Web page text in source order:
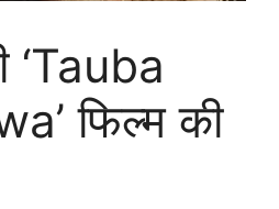
‘Tauba
फिल्म की